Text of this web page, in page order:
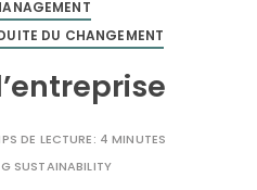
DU CHANGEMENT
DE LECTURE: 4 MINUTES
SUSTAINABILITY